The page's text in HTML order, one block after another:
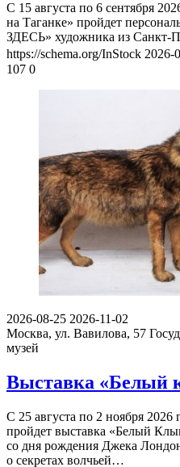
С 15 августа по 6 сентября
на Таганке» пройдет
ЗДЕСЬ» художника из Санкт-
https://schema.org/InStock 2026-
107 0
2026-08-25 2026-11-02
Москва, ул. Вавилова, 57
музей
Выставка «Белый
С 25 августа по 2 ноября 2026
пройдет выставка «Белый
со дня рождения Джека
о секретах волчьей…